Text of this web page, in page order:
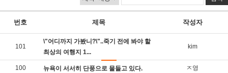
번호 제목 작성자
101
\"어디까지 가봤니?\"..죽기 전에 봐야 할
최상의 여행지 1...
kim
100 뉴욕이 서서히 단풍으로 물들고 있다. ㅈ영